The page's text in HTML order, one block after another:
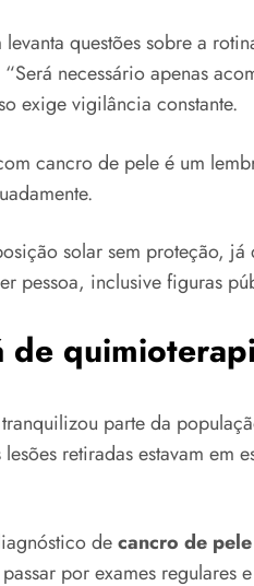
questões sobre a
necessário apenas
exige vigilância constante.
cancro de pele é um
solar sem proteção,
pessoa, inclusive figuras
de
parte da
lesões retiradas estavam em
decancro de pele
por exames regulares